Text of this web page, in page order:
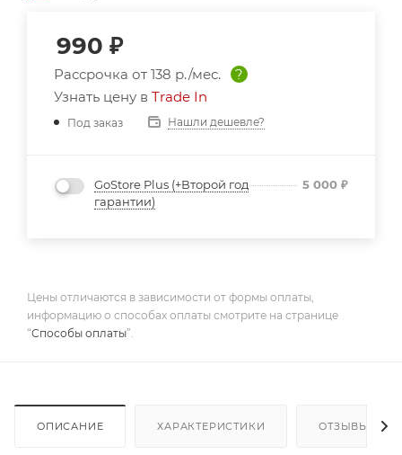
990 ₽
Рассрочка от 138 р./мес.
?
Узнать цену в Trade In
Под заказ Нашли дешевле?
GoStore Plus (+Второй год
гарантии)
5 000 ₽
Цены отличаются в зависимости от формы оплаты,
информацию о способах оплаты смотрите на странице
“Способы оплаты”.
ОПИСАНИЕ ХАРАКТЕРИСТИКИ ОТЗЫВЫ